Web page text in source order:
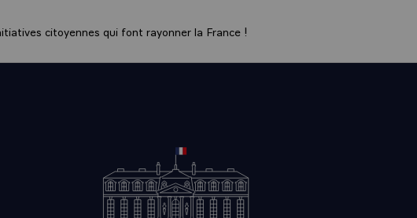
ces dernières années, plusieurs évolutions, certaines de notre fait, d’autres
plus large de notre société, l’ont mis en tension.
les corrections que, j'y reviendrai, nous pourrions apporter nous n'en aurons les
a changé, précisément parce que notre système de santé a été efficace et
longtemps, plus longtemps en bonne santé et les pathologies que notre système
citoyennes qui font rayonner la France !